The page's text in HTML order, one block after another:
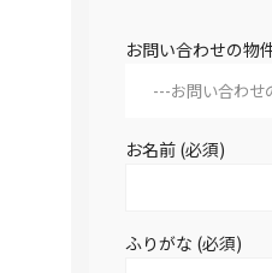
お問い合わせの物
お名前 (必須)
ふりがな (必須)